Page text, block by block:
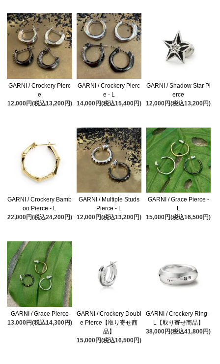
GARNI / Crockery Pierc
e
12,000円(税込13,200円)
GARNI / Crockery Pierc
e - L
14,000円(税込15,400円)
GARNI / Shadow Star Pi
erce
12,000円(税込13,200円)
GARNI / Crockery Bamb
oo Pierce - L
22,000円(税込24,200円)
GARNI / Multiple Studs
Pierce - L
12,000円(税込13,200円)
GARNI / Grace Pierce -
L
15,000円(税込16,500円)
GARNI / Grace Pierce
13,000円(税込14,300円)
GARNI / Crockery Doubl
e Pierce【取り寄せ商
品】
15,000円(税込16,500円)
GARNI / Crockery Ring -
L【取り寄せ商品】
38,000円(税込41,800円)